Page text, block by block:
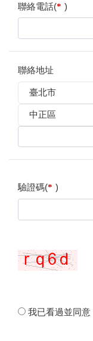
聯絡電話(* )
聯絡地址
臺北市
中正區
驗證碼(* )
我已看過並同意